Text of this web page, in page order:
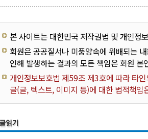
본 사이트는 대한민국 저작권법 및 개인정
회원은 공공질서나 미풍양속에 위배되는
인해 발생하는 결과의 모든 책임은 회원
개인정보보호법 제59조 제3호에 따라 타
글(글, 텍스트, 이미지 등)에 대한 법적책임